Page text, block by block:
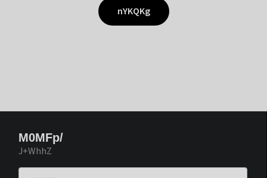
nYKQKg
M0MFp/
J+WhhZ